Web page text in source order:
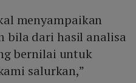
menyampaikan
bila dari hasil analisa
bernilai untuk
salurkan,”